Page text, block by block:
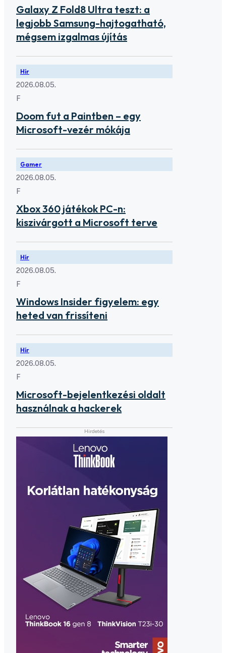
Galaxy Z Fold8 Ultra teszt: a
legjobb Samsung-hajtogatható,
mégsem izgalmas újítás
Hír
2026.08.05.
F
Doom fut a Paintben – egy
Microsoft-vezér mókája
Gamer
2026.08.05.
F
Xbox 360 játékok PC-n:
kiszivárgott a Microsoft terve
Hír
2026.08.05.
F
Windows Insider figyelem: egy
heted van frissíteni
Hír
2026.08.05.
F
Microsoft-bejelentkezési oldalt
használnak a hackerek